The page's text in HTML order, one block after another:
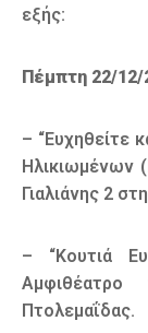
εξής:
Πέμπτη 22/12/
– “Ευχηθείτε
Γιαλιάνης 2
– “Κουτιά
Αμφιθέατρο
Πτολεμαΐδας.